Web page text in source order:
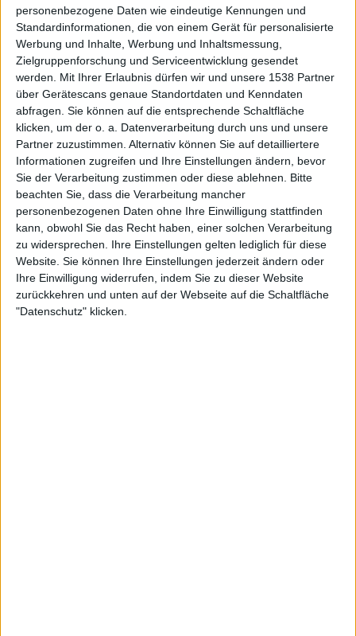
personenbezogene Daten wie eindeutige Kennungen und
Standardinformationen, die von einem Gerät für personalisierte
Werbung und Inhalte, Werbung und Inhaltsmessung,
Zielgruppenforschung und Serviceentwicklung gesendet
werden.
Mit Ihrer Erlaubnis dürfen wir und unsere 1538 Partner
über Gerätescans genaue Standortdaten und Kenndaten
abfragen. Sie können auf die entsprechende Schaltfläche
klicken, um der o. a. Datenverarbeitung durch uns und unsere
Partner zuzustimmen. Alternativ können Sie auf detailliertere
Informationen zugreifen und Ihre Einstellungen ändern, bevor
Sie der Verarbeitung zustimmen oder diese ablehnen.
Bitte
beachten Sie, dass die Verarbeitung mancher
personenbezogenen Daten ohne Ihre Einwilligung stattfinden
kann, obwohl Sie das Recht haben, einer solchen Verarbeitung
zu widersprechen. Ihre Einstellungen gelten lediglich für diese
Website. Sie können Ihre Einstellungen jederzeit ändern oder
Ihre Einwilligung widerrufen, indem Sie zu dieser Website
zurückkehren und unten auf der Webseite auf die Schaltfläche
"Datenschutz" klicken.
„Tiresias“ nimmt anschließend den Staffelstab entgegen
und ist mit seinem wütenden, leicht disharmonischen,
fast ein wenig todesmetallischen Mainriff wohl der am
klassischsten griechische Song der „Γιγαντομαχία (War Of
The Giants)“-EP. Spätestens wenn sich im Mittelteil
sinfonische Keyboard-Elemente dazugesellen, erinnern
KAWIR an ihre alten Weggefährten aus den Neunzigern,
zum Beispiel die frühenVARATHRON. „Hecatoncheires“
als Abschluss ist das einzige Stück der EP, in dem die
paganen Wurzeln der Band so richtig durchkommen. Im
Hauptteil wechseln sich wuchtiges Midtempo-Stampfen
und flottes Blasten ab, darunter eine melodische Gitarre
wie sie auchAMON AMARTH in ihren sehr (!) jungen
Jahrengut zu Gesicht gestanden hätte. Im Mittelteil lösen
KAWIR das Prinzip auf und geleiten in einen elegischen
Part samt Spoken-Words-Passage und viel, viel Gefühl in
den Keyboards. Gänsehaut-Gefahr!